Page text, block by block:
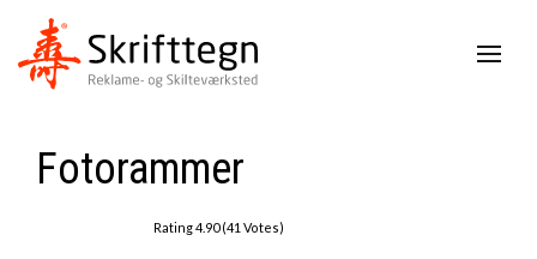
Fotorammer
Rating 4.90 (41 Votes)